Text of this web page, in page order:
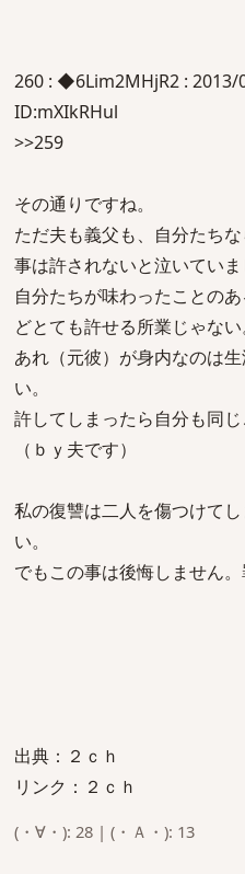
260 : ◆6Lim2MHjR2 : 2013/
ID:mXIkRHul
>>259
その通りですね。
ただ夫も義父も、自分たち
事は許されないと泣いていま
自分たちが味わったことの
どとても許せる所業じゃない
あれ（元彼）が身内なのは
い。
許してしまったら自分も同
（ｂｙ夫です）
私の復讐は二人を傷つけて
い。
でもこの事は後悔しません
出典：２ｃｈ
リンク：２ｃｈ
(・∀・): 28 | (・Ａ・): 13